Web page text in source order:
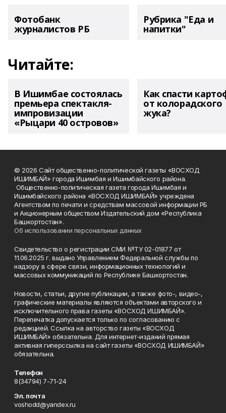
Фотобанк
журналистов РБ
Рубрика "Еда и
напитки"
Читайте:
В Ишимбае состоялась
премьера спектакля-
импровизации
«Рыцари 40 островов»
Как спасти
от колорадского
жука?
© 2026 Сайт общественно-политической газеты «ВОСХОД
ИШИМБАЙ» города Ишимбая и Ишимбайского района.
Общественно-политическая газета города Ишимбая и
Ишимбайского района «ВОСХОД ИШИМБАЙ» учреждена
Агентством по печати и средствам массовой информации РБ
и Акционерным обществом Издательский дом «Республика
Башкортостан».
Об использовании персональных данных
Свидетельство о регистрации СМИ №ТУ 02-01877 от
11.06.2025 г. выдано Управлением Федеральной службы по
надзору в сфере связи, информационных технологий и
массовых коммуникаций по Республике Башкортостан.
Новости, статьи, другие публикации, а также фото-, видео-,
графические материалы являются объектами авторского и
исключительного права газеты «ВОСХОД ИШИМБАЙ».
Перепечатка допускается только по согласованию с
редакцией. Ссылка на авторство газеты «ВОСХОД
ИШИМБАЙ» обязательна. Для интернет-изданий прямая
активная гиперссылка на сайт газеты «ВОСХОД ИШИМБАЙ»
обязательна.
Телефон
8(34794) 7-71-24
Эл. почта
voshodd@yandex.ru